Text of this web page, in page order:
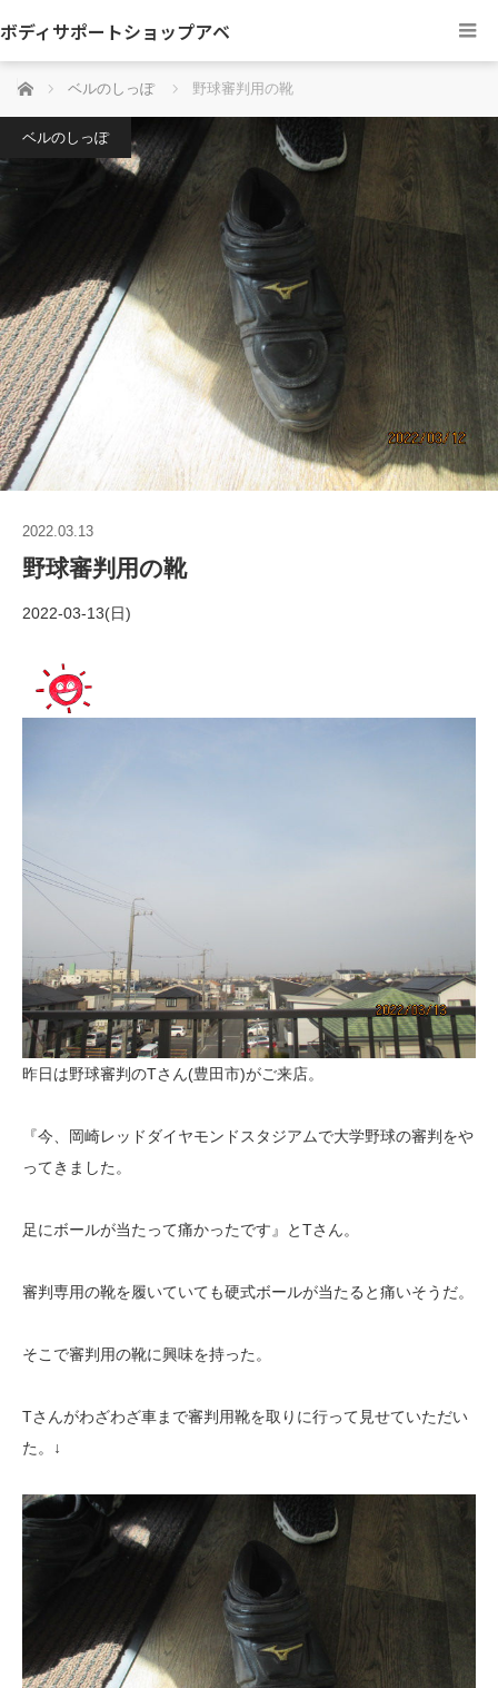
ボディサポートショップアベ
ホーム ベルのしっぽ 野球審判用の靴
ベルのしっぽ
2022.03.13
野球審判用の靴
2022-03-13(日)
昨日は野球審判のTさん(豊田市)がご来店。
『今、岡崎レッドダイヤモンドスタジアムで大学野球の審判をや
ってきました。
足にボールが当たって痛かったです』とTさん。
審判専用の靴を履いていても硬式ボールが当たると痛いそうだ。
そこで審判用の靴に興味を持った。
Tさんがわざわざ車まで審判用靴を取りに行って見せていただい
た。↓